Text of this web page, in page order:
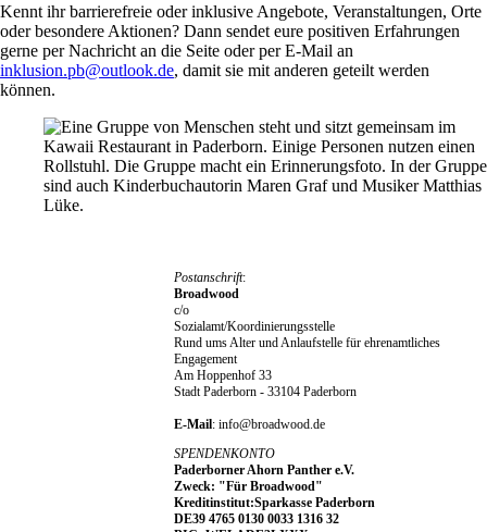
Kennt ihr barrierefreie oder inklusive Angebote, Veranstaltungen, Orte
oder besondere Aktionen? Dann sendet eure positiven Erfahrungen
gerne per Nachricht an die Seite oder per E-Mail an
inklusion.pb@outlook.de, damit sie mit anderen geteilt werden
können.
Postanschrift:
Broadwood
c/o
Sozialamt/Koordinierungsstelle
Rund ums Alter und Anlaufstelle für ehrenamtliches
Engagement
Am Hoppenhof 33
Stadt Paderborn - 33104 Paderborn
E-Mail: info@broadwood.de
SPENDENKONTO
Paderborner Ahorn Panther e.V.
Zweck: "Für Broadwood"
Kreditinstitut:Sparkasse Paderborn
DE39 4765 0130 0033 1316 32